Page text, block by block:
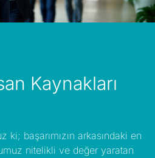
Kaynakları
başarımızın arkasındaki en
nitelikli ve değer yaratan